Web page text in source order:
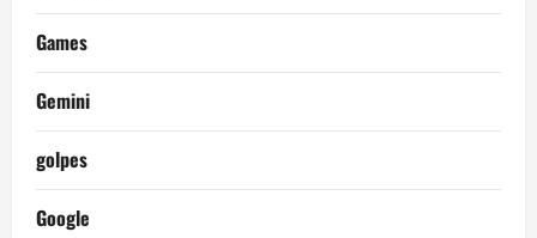
Games
Gemini
golpes
Google